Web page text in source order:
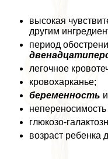
высокая
другим
период
легочное
кровохарканье;
беременность и
непереносимость
глюкозо-
возраст ребенка